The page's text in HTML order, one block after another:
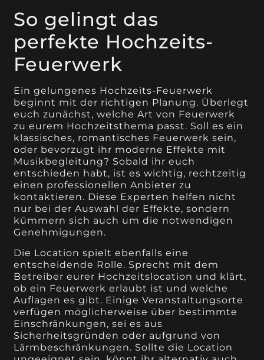
So gelingt das
perfekte Hochzeits-
Feuerwerk
Ein gelungenes Hochzeits-Feuerwerk
beginnt mit der richtigen Planung. Überlegt
euch zunächst, welche Art von Feuerwerk
zu eurem Hochzeitsthema passt. Soll es ein
klassisches, romantisches Feuerwerk sein,
oder bevorzugt ihr moderne Effekte mit
Musikbegleitung? Sobald ihr euch
entschieden habt, ist es wichtig, rechtzeitig
einen professionellen Anbieter zu
kontaktieren. Diese Experten helfen nicht
nur bei der Auswahl der Effekte, sondern
kümmern sich auch um die notwendigen
Genehmigungen.
Die Location spielt ebenfalls eine
entscheidende Rolle. Sprecht mit dem
Betreiber eurer Hochzeitslocation und klärt,
ob ein Feuerwerk erlaubt ist und welche
Auflagen es gibt. Einige Veranstaltungsorte
verfügen möglicherweise über bestimmte
Einschränkungen, sei es aus
Sicherheitsgründen oder aufgrund von
Lärmbeschränkungen. Sollte die Location